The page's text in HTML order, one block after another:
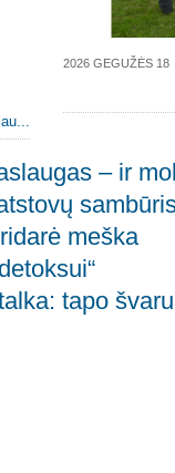
2026 GEGUŽĖS 18
– ir
meška
tapo